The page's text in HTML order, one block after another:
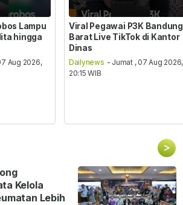
Lampu
hingga
Aug 2026,
Viral Pegawai P3K Bandung
Barat Live TikTok di Kantor
Dinas
Dailynews - Jumat , 07 Aug 2026,
20:15 WIB
>
Kelola
Lebih